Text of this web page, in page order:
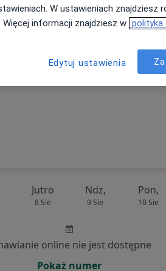
online nie jest dostępne
Jutro
8 Sie
Ndz,
9 Sie
Pon,
10 Sie
online nie jest dostępne
Pokaż numer
W ustawieniach znajdziesz
informacji znajdziesz w polityka
Edytuj ustawienia